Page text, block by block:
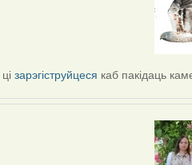
цізарэгіструйцеся каб пакідаць